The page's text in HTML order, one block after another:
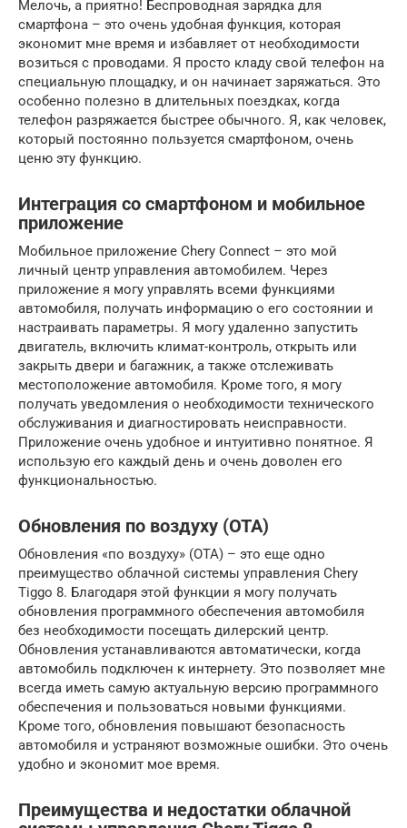
Мелочь, а приятно! Беспроводная зарядка для
смартфона – это очень удобная функция, которая
экономит мне время и избавляет от необходимости
возиться с проводами. Я просто кладу свой телефон на
специальную площадку, и он начинает заряжаться. Это
особенно полезно в длительных поездках, когда
телефон разряжается быстрее обычного. Я, как человек,
который постоянно пользуется смартфоном, очень
ценю эту функцию.
Интеграция со смартфоном и мобильное
приложение
Мобильное приложение Chery Connect – это мой
личный центр управления автомобилем. Через
приложение я могу управлять всеми функциями
автомобиля, получать информацию о его состоянии и
настраивать параметры. Я могу удаленно запустить
двигатель, включить климат-контроль, открыть или
закрыть двери и багажник, а также отслеживать
местоположение автомобиля. Кроме того, я могу
получать уведомления о необходимости технического
обслуживания и диагностировать неисправности.
Приложение очень удобное и интуитивно понятное. Я
использую его каждый день и очень доволен его
функциональностью.
Обновления по воздуху (OTA)
Обновления «по воздуху» (OTA) – это еще одно
преимущество облачной системы управления Chery
Tiggo 8. Благодаря этой функции я могу получать
обновления программного обеспечения автомобиля
без необходимости посещать дилерский центр.
Обновления устанавливаются автоматически, когда
автомобиль подключен к интернету. Это позволяет мне
всегда иметь самую актуальную версию программного
обеспечения и пользоваться новыми функциями.
Кроме того, обновления повышают безопасность
автомобиля и устраняют возможные ошибки. Это очень
удобно и экономит мое время.
Преимущества и недостатки облачной